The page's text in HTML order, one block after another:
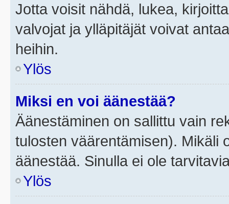
Jotta voisit nähdä, lukea,
valvojat ja ylläpitäjät voivat
heihin.
Ylös
Miksi en voi äänestää?
Äänestäminen on sallittu vain
tulosten väärentämisen). Mikäli
äänestää. Sinulla ei ole
Ylös